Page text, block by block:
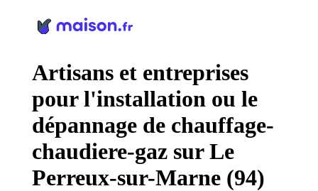
Artisans et entreprises
pour l'installation ou le
dépannage de chauffage-
chaudiere-gaz sur Le
Perreux-sur-Marne (94)